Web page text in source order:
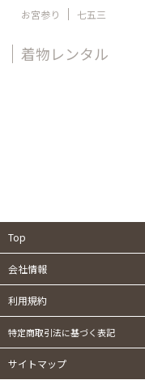
お宮参り 七五三
着物レンタル
Top
会社情報
利用規約
特定商取引法に基づく表記
サイトマップ